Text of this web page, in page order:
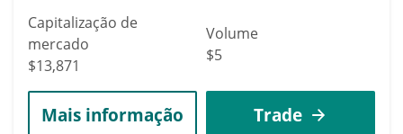
Capitalização de
mercado
$13,871
Volume
$5
Mais informação Trade